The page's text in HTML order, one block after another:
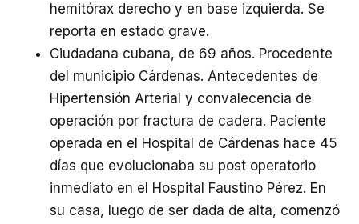
hemitórax derecho y en base izquierda. Se
reporta en estado grave.
Ciudadana cubana, de 69 años. Procedente
del municipio Cárdenas. Antecedentes de
Hipertensión Arterial y convalecencia de
operación por fractura de cadera. Paciente
operada en el Hospital de Cárdenas hace 45
días que evolucionaba su post operatorio
inmediato en el Hospital Faustino Pérez. En
su casa, luego de ser dada de alta, comenzó